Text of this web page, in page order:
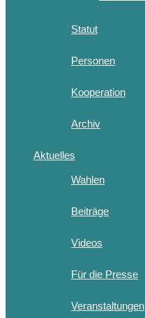
Statut
Personen
Kooperation
Archiv
Aktuelles
Wahlen
Beiträge
Videos
Für die Presse
Veranstaltungen